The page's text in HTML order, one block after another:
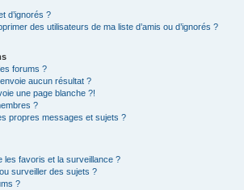
d’ignorés ?
des utilisateurs de ma liste d’amis ou d’ignorés ?
forums ?
aucun résultat ?
une page blanche ?!
?
propres messages et sujets ?
les favoris et la surveillance ?
surveiller des sujets ?
?